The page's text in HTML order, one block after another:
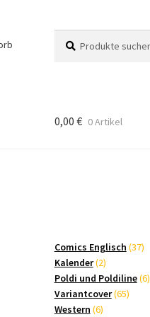
nach:
0,00 € 0 Artikel
Comics Englisch 3737
Kalender 22
Produkte
Poldi und Poldiline 66
Variantcover 6565
Western 66